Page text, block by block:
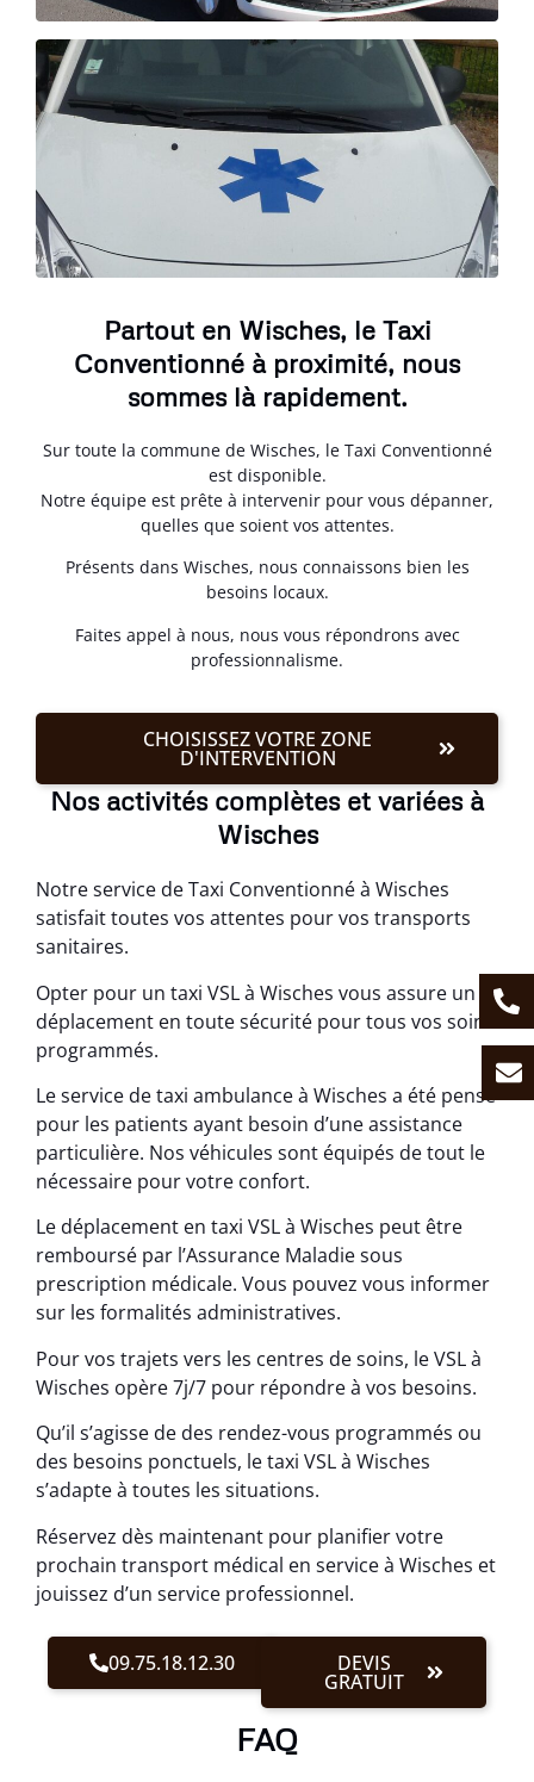
Partout en Wisches, le Taxi
Conventionné à proximité, nous
sommes là rapidement.
Sur toute la commune de Wisches, le Taxi Conventionné
est disponible.
Notre équipe est prête à intervenir pour vous dépanner,
quelles que soient vos attentes.
Présents dans Wisches, nous connaissons bien les
besoins locaux.
Faites appel à nous, nous vous répondrons avec
professionnalisme.
CHOISISSEZ VOTRE ZONE
D'INTERVENTION
Nos activités complètes et variées à
Wisches
Notre service de Taxi Conventionné à Wisches
satisfait toutes vos attentes pour vos transports
sanitaires.
Opter pour un taxi VSL à Wisches vous assure un
déplacement en toute sécurité pour tous vos soins
programmés.
Le service de taxi ambulance à Wisches a été pensé
pour les patients ayant besoin d’une assistance
particulière. Nos véhicules sont équipés de tout le
nécessaire pour votre confort.
Le déplacement en taxi VSL à Wisches peut être
remboursé par l’Assurance Maladie sous
prescription médicale. Vous pouvez vous informer
sur les formalités administratives.
Pour vos trajets vers les centres de soins, le VSL à
Wisches opère 7j/7 pour répondre à vos besoins.
Qu’il s’agisse de des rendez-vous programmés ou
des besoins ponctuels, le taxi VSL à Wisches
s’adapte à toutes les situations.
Réservez dès maintenant pour planifier votre
prochain transport médical en service à Wisches et
jouissez d’un service professionnel.
09.75.18.12.30 DEVIS
GRATUIT
FAQ